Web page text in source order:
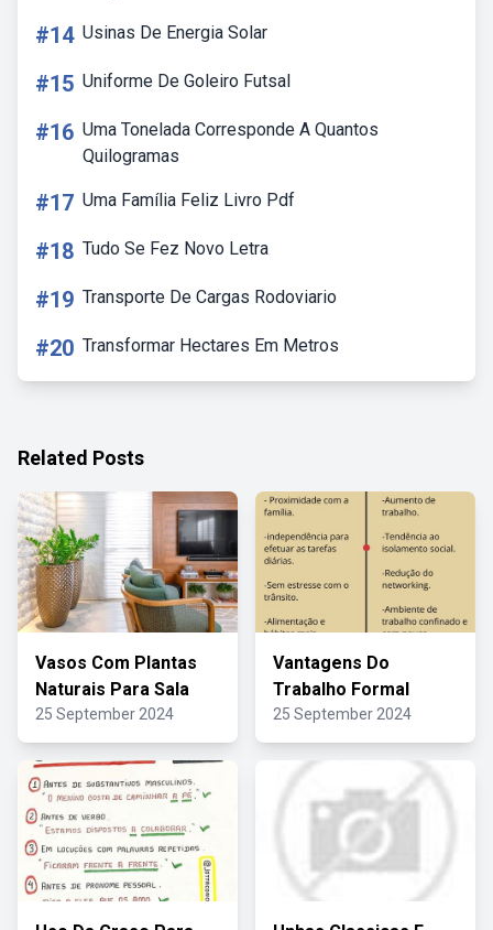
#14 Usinas De Energia Solar
#15 Uniforme De Goleiro Futsal
#16 Uma Tonelada Corresponde A Quantos
Quilogramas
#17 Uma Família Feliz Livro Pdf
#18 Tudo Se Fez Novo Letra
#19 Transporte De Cargas Rodoviario
#20 Transformar Hectares Em Metros
Related Posts
Vasos Com Plantas
Naturais Para Sala
25 September 2024
Vantagens Do
Trabalho Formal
25 September 2024